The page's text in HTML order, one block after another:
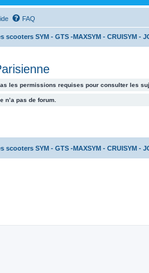
FAQ
scooters SYM - GTS -MAXSYM - CRUISYM -
les permissions requises pour consulter les
n’a pas de forum.
scooters SYM - GTS -MAXSYM - CRUISYM -